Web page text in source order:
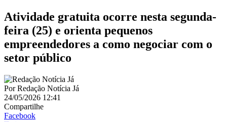
Atividade gratuita ocorre nesta segunda-
feira (25) e orienta pequenos
empreendedores a como negociar com o
setor público
PorRedação Notícia Já
24/05/2026 12:41
Compartilhe
Facebook